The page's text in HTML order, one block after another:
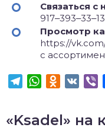
Связаться
Просмотр
https://
с
TelegramWhatsApp
VK
«Ksadel» на